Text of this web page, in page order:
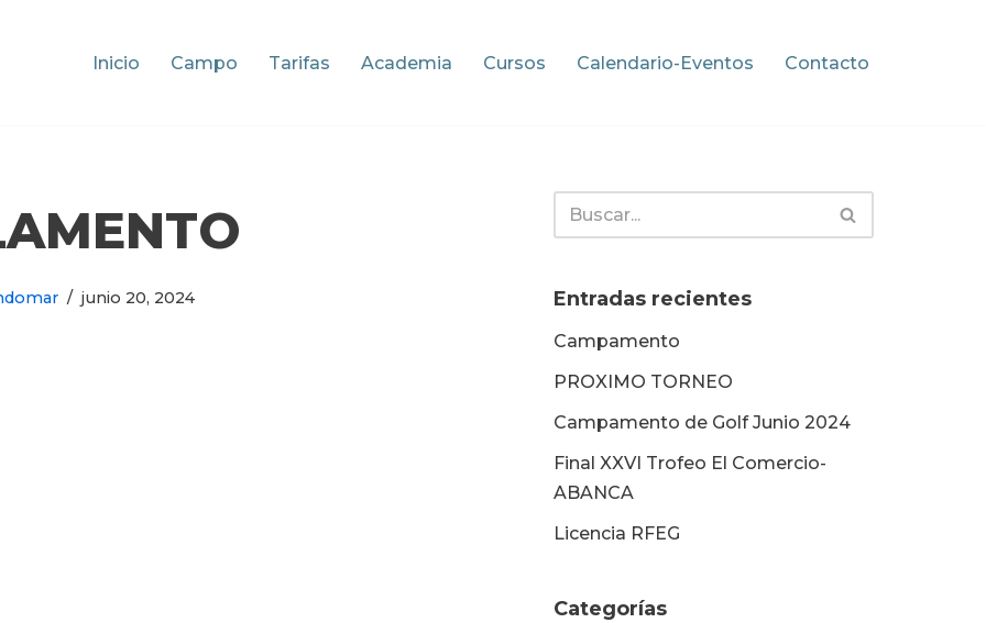
Inicio Campo Tarifas Academia Cursos Calendario-Eventos Contacto
junio 20, 2024 Entradas recientes
Campamento
PROXIMO TORNEO
Campamento de Golf Junio 2024
Final XXVI Trofeo El Comercio-
ABANCA
Licencia RFEG
Categorías